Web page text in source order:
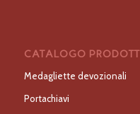
CATALOGO
Medagliette devozionali
Portachiavi